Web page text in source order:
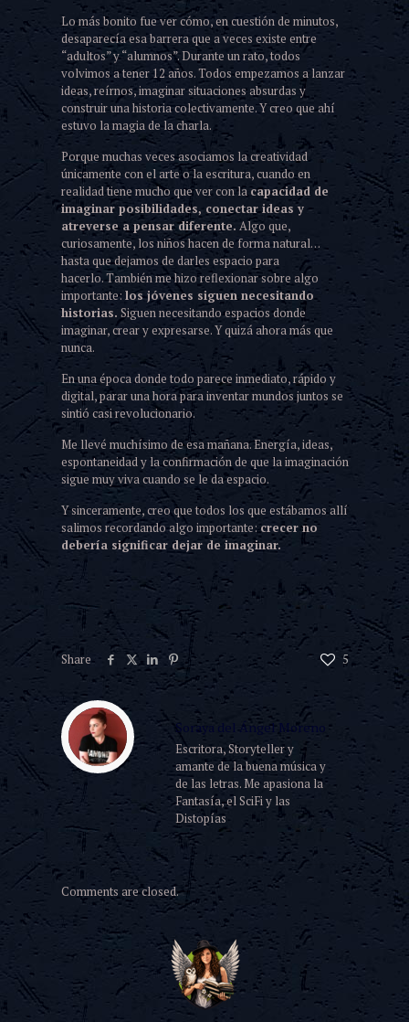
Lo más bonito fue ver cómo, en cuestión de minutos,
desaparecía esa barrera que a veces existe entre
“adultos” y “alumnos”. Durante un rato, todos
volvimos a tener 12 años. Todos empezamos a lanzar
ideas, reírnos, imaginar situaciones absurdas y
construir una historia colectivamente. Y creo que ahí
estuvo la magia de la charla.
Porque muchas veces asociamos la creatividad
únicamente con el arte o la escritura, cuando en
realidad tiene mucho que ver con lacapacidad de
imaginar posibilidades, conectar ideas y
atreverse a pensar diferente. Algo que,
curiosamente, los niños hacen de forma natural…
hasta que dejamos de darles espacio para
hacerlo. También me hizo reflexionar sobre algo
importante: los jóvenes siguen necesitando
historias. Siguen necesitando espacios donde
imaginar, crear y expresarse. Y quizá ahora más que
nunca.
En una época donde todo parece inmediato, rápido y
digital, parar una hora para inventar mundos juntos se
sintió casi revolucionario.
Me llevé muchísimo de esa mañana. Energía, ideas,
espontaneidad y la confirmación de que la imaginación
sigue muy viva cuando se le da espacio.
Y sinceramente, creo que todos los que estábamos allí
salimos recordando algo importante:crecer no
debería significar dejar de imaginar.
Share 5
Soraya del Ángel Moreno
Escritora, Storyteller y
amante de la buena música y
de las letras. Me apasiona la
Fantasía, el SciFi y las
Distopías
Comments are closed.